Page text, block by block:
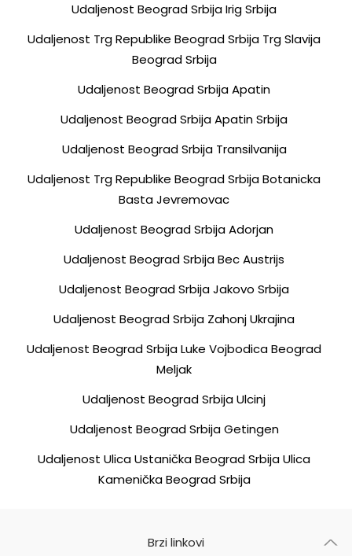
Udaljenost Beograd Srbija Irig Srbija
Udaljenost Trg Republike Beograd Srbija Trg Slavija
Beograd Srbija
Udaljenost Beograd Srbija Apatin
Udaljenost Beograd Srbija Apatin Srbija
Udaljenost Beograd Srbija Transilvanija
Udaljenost Trg Republike Beograd Srbija Botanicka
Basta Jevremovac
Udaljenost Beograd Srbija Adorjan
Udaljenost Beograd Srbija Bec Austrijs
Udaljenost Beograd Srbija Jakovo Srbija
Udaljenost Beograd Srbija Zahonj Ukrajina
Udaljenost Beograd Srbija Luke Vojbodica Beograd
Meljak
Udaljenost Beograd Srbija Ulcinj
Udaljenost Beograd Srbija Getingen
Udaljenost Ulica Ustanička Beograd Srbija Ulica
Kamenička Beograd Srbija
Brzi linkovi